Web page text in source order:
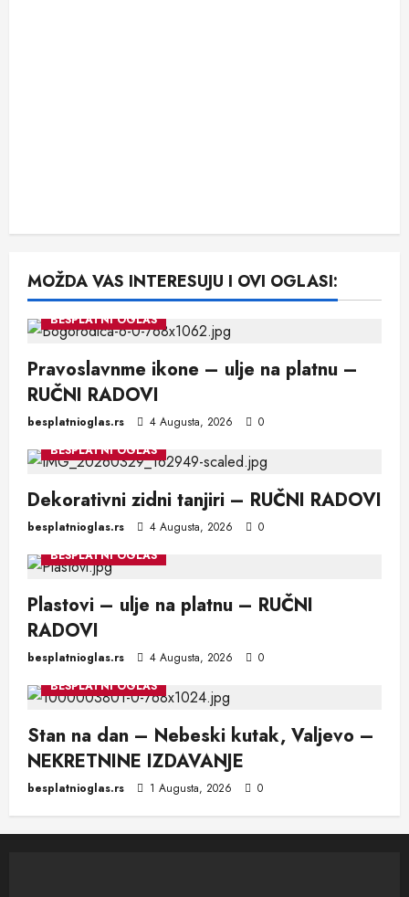
MOŽDA VAS INTERESUJU I OVI OGLASI:
BESPLATNI OGLAS
Pravoslavnme ikone – ulje na platnu –
RUČNI RADOVI
besplatnioglas.rs 4 Augusta, 2026
0
BESPLATNI OGLAS
Dekorativni zidni tanjiri – RUČNI RADOVI
besplatnioglas.rs 4 Augusta, 2026
0
BESPLATNI OGLAS
Plastovi – ulje na platnu – RUČNI
RADOVI
besplatnioglas.rs 4 Augusta, 2026
0
BESPLATNI OGLAS
Stan na dan – Nebeski kutak, Valjevo –
NEKRETNINE IZDAVANJE
besplatnioglas.rs 1 Augusta, 2026 0